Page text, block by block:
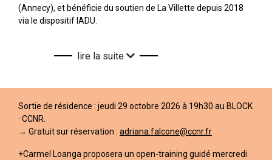
(Annecy), et bénéficie du soutien de La Villette depuis 2018
via le dispositif IADU.
lire la suite
Sortie de résidence : jeudi 29 octobre 2026 à 19h30 au BLOCK
· CCNR.
→ Gratuit sur réservation : adriana.falcone@ccnr.fr
+Carmel Loanga proposera un open-training guidé mercredi